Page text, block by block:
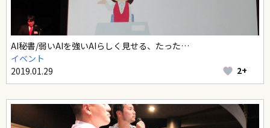
AI秘書/弱いAIを強いAIらしく見せる、たった…
イベント
2019.01.29
2+